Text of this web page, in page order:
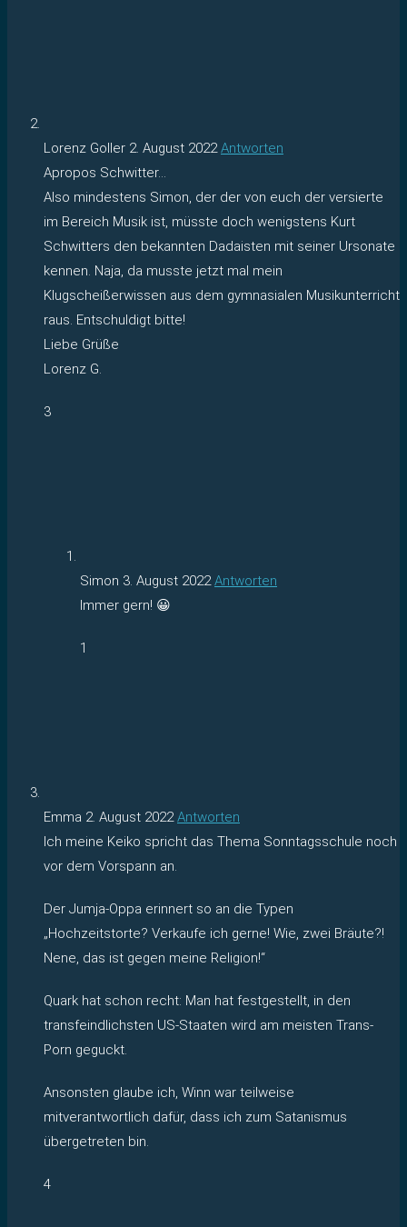
Lorenz Goller 2. August 2022 Antworten
Apropos Schwitter…
Also mindestens Simon, der der von euch der versierte
im Bereich Musik ist, müsste doch wenigstens Kurt
Schwitters den bekannten Dadaisten mit seiner Ursonate
kennen. Naja, da musste jetzt mal mein
Klugscheißerwissen aus dem gymnasialen Musikunterricht
raus. Entschuldigt bitte!
Liebe Grüße
Lorenz G.
3
Simon 3. August 2022 Antworten
Immer gern! 😀
1
Emma 2. August 2022 Antworten
Ich meine Keiko spricht das Thema Sonntagsschule noch
vor dem Vorspann an.
Der Jumja-Oppa erinnert so an die Typen
„Hochzeitstorte? Verkaufe ich gerne! Wie, zwei Bräute?!
Nene, das ist gegen meine Religion!“
Quark hat schon recht: Man hat festgestellt, in den
transfeindlichsten US-Staaten wird am meisten Trans-
Porn geguckt.
Ansonsten glaube ich, Winn war teilweise
mitverantwortlich dafür, dass ich zum Satanismus
übergetreten bin.
4